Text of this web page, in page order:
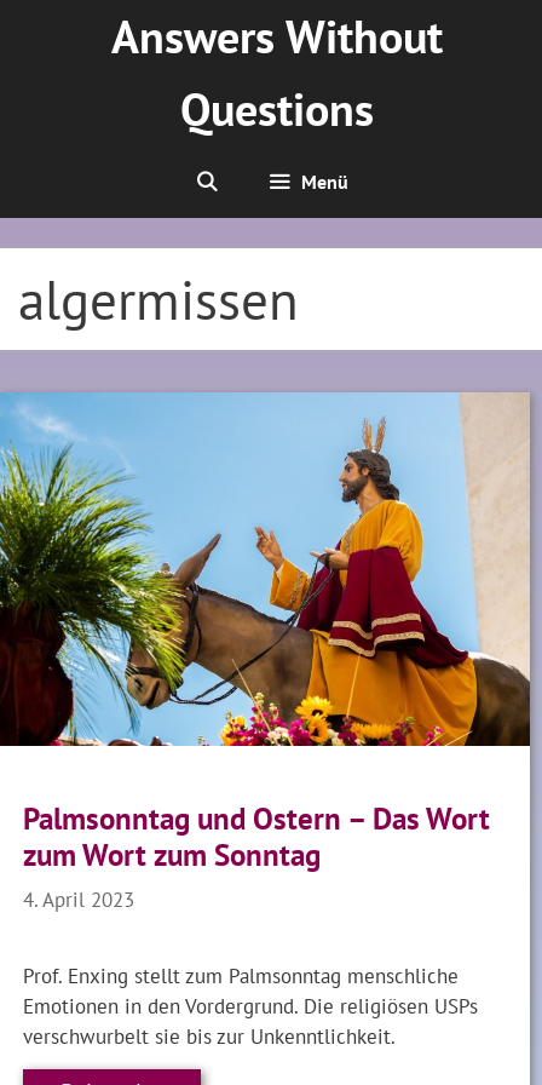
Answers Without
Questions
Menü
algermissen
Palmsonntag und Ostern – Das Wort
zum Wort zum Sonntag
4. April 2023
Prof. Enxing stellt zum Palmsonntag menschliche
Emotionen in den Vordergrund. Die religiösen USPs
verschwurbelt sie bis zur Unkenntlichkeit.